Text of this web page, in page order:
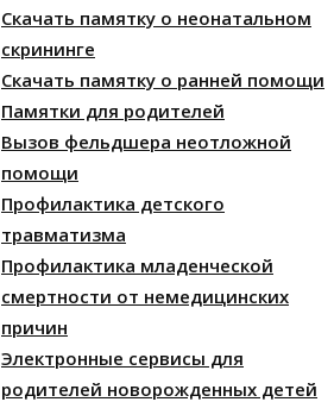
Скачать памятку о неонатальном
скрининге
Скачать памятку о ранней помощи
Памятки для родителей
Вызов фельдшера неотложной
помощи
Профилактика детского
травматизма
Профилактика младенческой
смертности от немедицинских
причин
Электронные сервисы для
родителей новорожденных детей